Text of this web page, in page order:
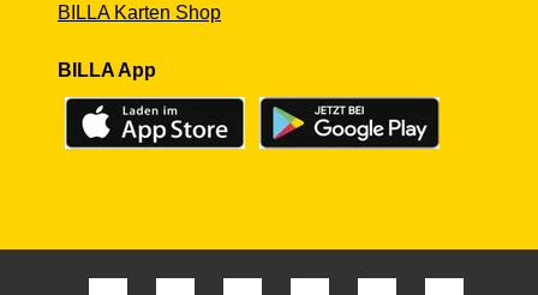
BILLA Karten Shop
BILLA App